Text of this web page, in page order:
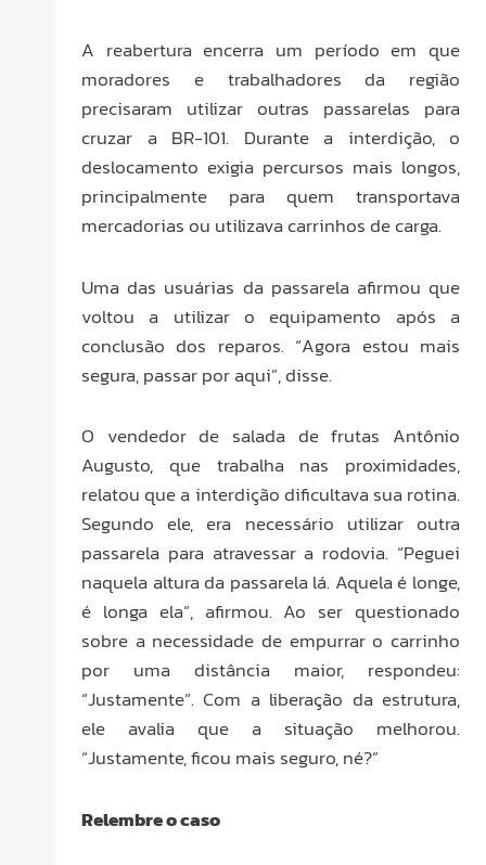
A reabertura encerra um período em que
moradores e trabalhadores da região
precisaram utilizar outras passarelas para
cruzar a BR-101. Durante a interdição, o
deslocamento exigia percursos mais longos,
principalmente para quem transportava
mercadorias ou utilizava carrinhos de carga.
Uma das usuárias da passarela afirmou que
voltou a utilizar o equipamento após a
conclusão dos reparos. “Agora estou mais
segura, passar por aqui”, disse.
O vendedor de salada de frutas Antônio
Augusto, que trabalha nas proximidades,
relatou que a interdição dificultava sua rotina.
Segundo ele, era necessário utilizar outra
passarela para atravessar a rodovia. “Peguei
naquela altura da passarela lá. Aquela é longe,
é longa ela”, afirmou. Ao ser questionado
sobre a necessidade de empurrar o carrinho
por uma distância maior, respondeu:
“Justamente”. Com a liberação da estrutura,
ele avalia que a situação melhorou.
“Justamente, ficou mais seguro, né?”
Relembre o caso